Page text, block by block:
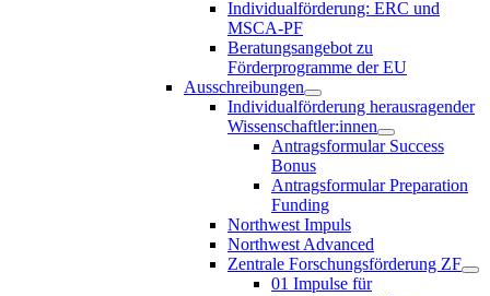
Individualförderung: ERC und
MSCA-PF
Beratungsangebot zu
Förderprogramme der EU
Ausschreibungen
Individualförderung herausragender
Wissenschaftler:innen
Antragsformular Success
Bonus
Antragsformular Preparation
Funding
Northwest Impuls
Northwest Advanced
Zentrale Forschungsförderung ZF
01 Impulse für